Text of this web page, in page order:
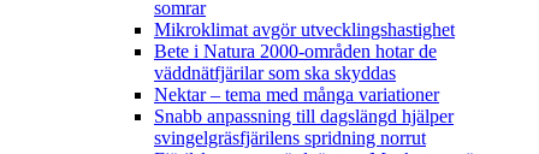
somrar
Mikroklimat avgör utvecklingshastighet
Bete i Natura 2000-områden hotar de
väddnätfjärilar som ska skyddas
Nektar – tema med många variationer
Snabb anpassning till dagslängd hjälper
svingelgräsfjärilens spridning norrut